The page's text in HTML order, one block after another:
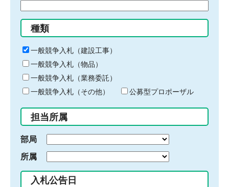
る
キ
ー
ワ
ー
ド
入
力
種類
一般競争入札（建設工事）
一般競争入札（物品）
一般競争入札（業務委託）
一般競争入札（その他）
公募型プロポーザル
担当所属
部局
所属
入札公告日